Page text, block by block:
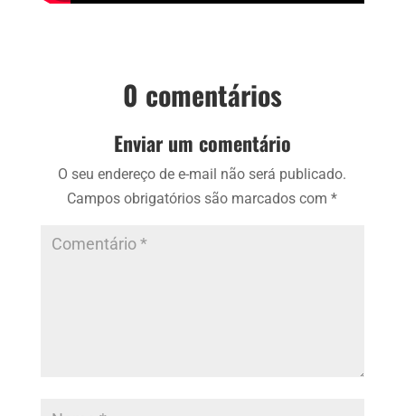
0 comentários
Enviar um comentário
O seu endereço de e-mail não será publicado.
Campos obrigatórios são marcados com*